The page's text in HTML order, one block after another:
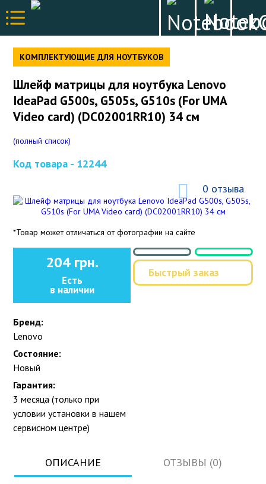
КОМПЛЕКТУЮЩИЕ ДЛЯ НОУТБУКОВ
Шлейф матрицы для ноутбука Lenovo
IdeaPad G500s, G505s, G510s (For UMA
Video card) (DC02001RR10) 34 см
(полный список)
Код товара - 12244
0 отзыва
*Товар может отличаться от фотографии на сайте
204 грн.
Есть
в наличии
Быстрый заказ
Бренд:
Lenovo
Состояние:
Новый
Гарантия:
3 месяца (только при
условии установки в нашем
сервисном центре)
ОПИСАНИЕ ОТЗЫВЫ (0)